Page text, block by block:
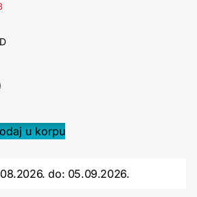
do: 05.09.2026.